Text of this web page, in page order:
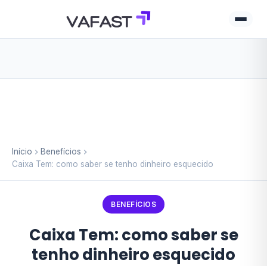
Início
Benefícios
Caixa Tem: como saber se tenho dinheiro esquecido
BENEFÍCIOS
Caixa Tem: como saber se
tenho dinheiro esquecido